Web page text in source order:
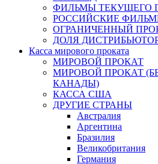
ФИЛЬМЫ ТЕКУЩЕГО
РОССИЙСКИЕ
ОГРАНИЧЕННЫЙ
ДОЛЯ
Касса мирового проката
МИРОВОЙ ПРОКАТ
МИРОВОЙ ПРОКАТ
КАНАДЫ)
КАССА США
ДРУГИЕ СТРАНЫ
Австралия
Аргентина
Бразилия
Великобритания
Германия